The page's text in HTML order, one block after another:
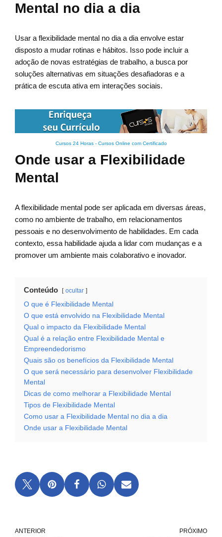
Mental no dia a dia
Usar a flexibilidade mental no dia a dia envolve estar
disposto a mudar rotinas e hábitos. Isso pode incluir a
adoção de novas estratégias de trabalho, a busca por
soluções alternativas em situações desafiadoras e a
prática de escuta ativa em interações sociais.
Cursos 24 Horas - Cursos Online com Certificado
Onde usar a Flexibilidade
Mental
A flexibilidade mental pode ser aplicada em diversas áreas,
como no ambiente de trabalho, em relacionamentos
pessoais e no desenvolvimento de habilidades. Em cada
contexto, essa habilidade ajuda a lidar com mudanças e a
promover um ambiente mais colaborativo e inovador.
Conteúdo ocultar
O que é Flexibilidade Mental
O que está envolvido na Flexibilidade Mental
Qual o impacto da Flexibilidade Mental
Qual é a relação entre Flexibilidade Mental e
Empreendedorismo
Quais são os benefícios da Flexibilidade Mental
O que será necessário para desenvolver Flexibilidade
Mental
Dicas de como melhorar a Flexibilidade Mental
Tipos de Flexibilidade Mental
Como usar a Flexibilidade Mental no dia a dia
Onde usar a Flexibilidade Mental
ANTERIOR PRÓXIMO